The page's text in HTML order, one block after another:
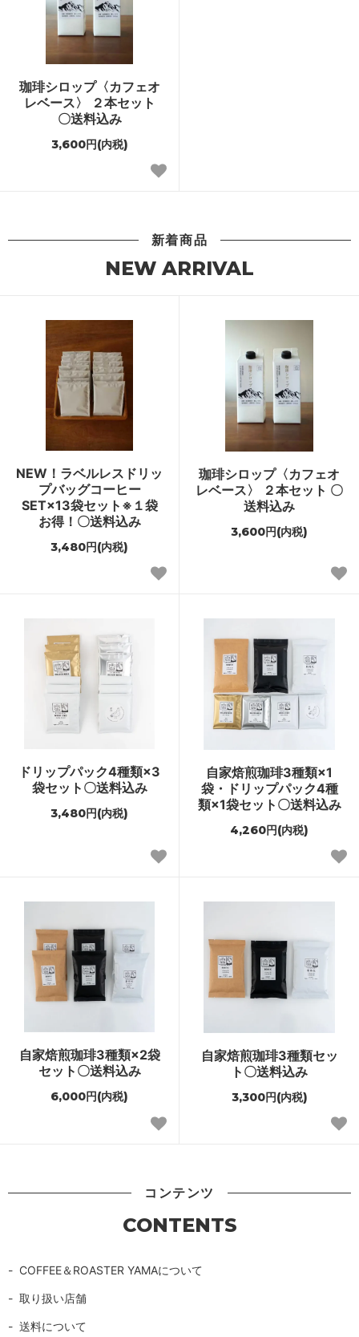
珈琲シロップ〈カフェオ
レベース〉 ２本セット
〇送料込み
3,600円(内税)
新着商品
NEW ARRIVAL
NEW！ラベルレスドリッ
プバッグコーヒー
SET×13袋セット※１袋
お得！〇送料込み
3,480円(内税)
珈琲シロップ〈カフェオ
レベース〉 ２本セット 〇
送料込み
3,600円(内税)
ドリップパック4種類×3
袋セット〇送料込み
3,480円(内税)
自家焙煎珈琲3種類×1
袋・ドリップパック4種
類×1袋セット〇送料込み
4,260円(内税)
自家焙煎珈琲3種類×2袋
セット〇送料込み
6,000円(内税)
自家焙煎珈琲3種類セッ
ト〇送料込み
3,300円(内税)
コンテンツ
CONTENTS
COFFEE＆ROASTER YAMAについて
取り扱い店舗
送料について